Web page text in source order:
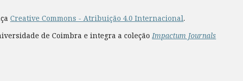
Creative Commons - Atribuição 4.0 Internacional.
de Coimbra e integra a coleçãoImpactum Journals